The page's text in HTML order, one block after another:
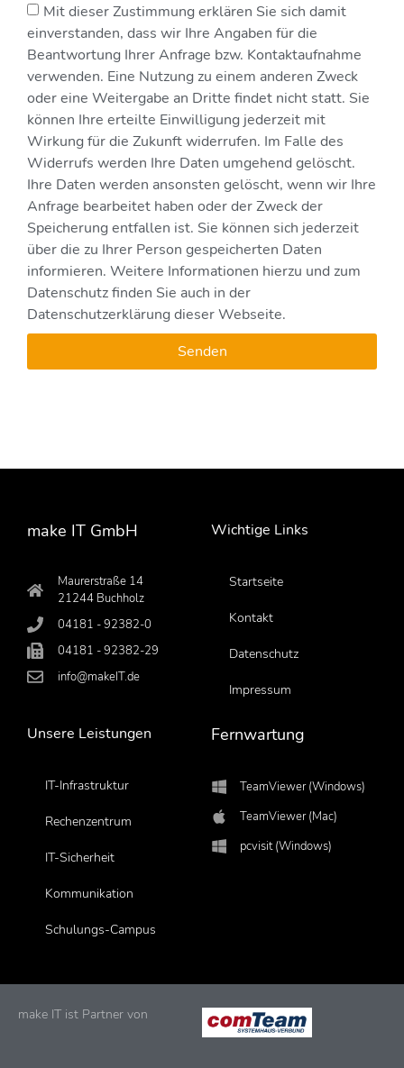
Mit dieser Zustimmung erklären Sie sich damit
einverstanden, dass wir Ihre Angaben für die
Beantwortung Ihrer Anfrage bzw. Kontaktaufnahme
verwenden. Eine Nutzung zu einem anderen Zweck
oder eine Weitergabe an Dritte findet nicht statt. Sie
können Ihre erteilte Einwilligung jederzeit mit
Wirkung für die Zukunft widerrufen. Im Falle des
Widerrufs werden Ihre Daten umgehend gelöscht.
Ihre Daten werden ansonsten gelöscht, wenn wir Ihre
Anfrage bearbeitet haben oder der Zweck der
Speicherung entfallen ist. Sie können sich jederzeit
über die zu Ihrer Person gespeicherten Daten
informieren. Weitere Informationen hierzu und zum
Datenschutz finden Sie auch in der
Datenschutzerklärung dieser Webseite.
Senden
make IT GmbH
Maurerstraße 14
21244 Buchholz
04181 - 92382-0
04181 - 92382-29
info@makeIT.de
Wichtige Links
Startseite
Kontakt
Datenschutz
Impressum
Unsere Leistungen
IT-Infrastruktur
Rechenzentrum
IT-Sicherheit
Kommunikation
Schulungs-Campus
Fernwartung
TeamViewer (Windows)
TeamViewer (Mac)
pcvisit (Windows)
make IT ist Partner von